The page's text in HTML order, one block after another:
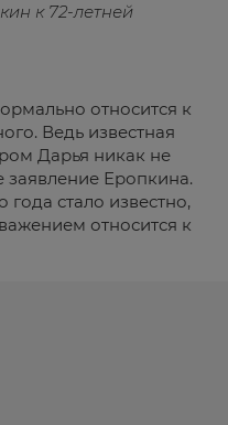
к 72-летней
относится к
Ведь известная
Дарья никак не
заявление Еропкина.
стало известно,
относится к